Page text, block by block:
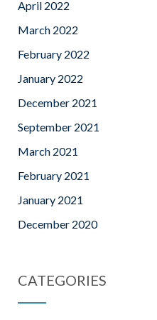
April 2022
March 2022
February 2022
January 2022
December 2021
September 2021
March 2021
February 2021
January 2021
December 2020
CATEGORIES